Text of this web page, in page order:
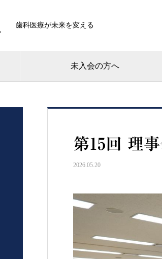
歯科医療が未来を変える
未入会の方へ
第15回 理
2026.05.20